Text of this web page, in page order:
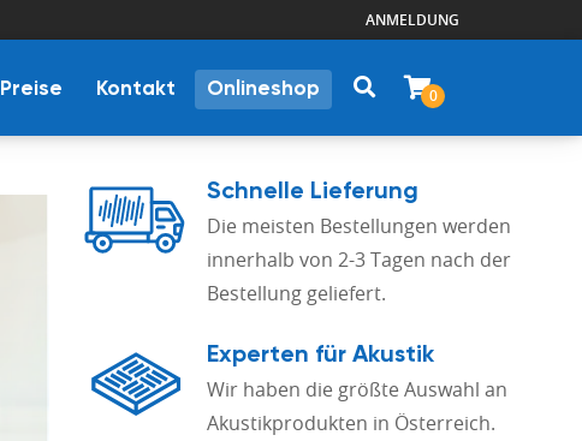
ANMELDUNG
Preise Kontakt Onlineshop 0
Schnelle Lieferung
Die meisten Bestellungen werden
innerhalb von 2-3 Tagen nach der
Bestellung geliefert.
Experten für Akustik
Wir haben die größte Auswahl an
Akustikprodukten in Österreich.